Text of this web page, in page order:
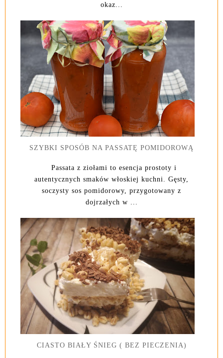
okaz...
SZYBKI SPOSÓB NA PASSATĘ POMIDOROWĄ
Passata z ziołami to esencja prostoty i
autentycznych smaków włoskiej kuchni. Gęsty,
soczysty sos pomidorowy, przygotowany z
dojrzałych w ...
CIASTO BIAŁY ŚNIEG ( BEZ PIECZENIA)